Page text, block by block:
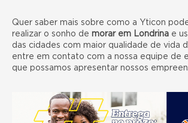
Quer saber mais sobre como a Yticon
realizar o sonho de morar em Londrina e
das cidades com maior qualidade de vida
entre em contato com a nossa equipe de
que possamos apresentar nossos